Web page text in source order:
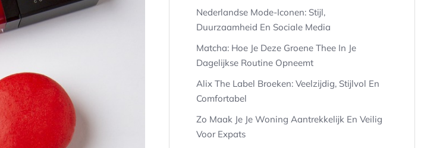
Nederlandse Mode-Iconen: Stijl,
Duurzaamheid En Sociale Media
Matcha: Hoe Je Deze Groene Thee In Je
Dagelijkse Routine Opneemt
Alix The Label Broeken: Veelzijdig, Stijlvol En
Comfortabel
Zo Maak Je Je Woning Aantrekkelijk En Veilig
Voor Expats